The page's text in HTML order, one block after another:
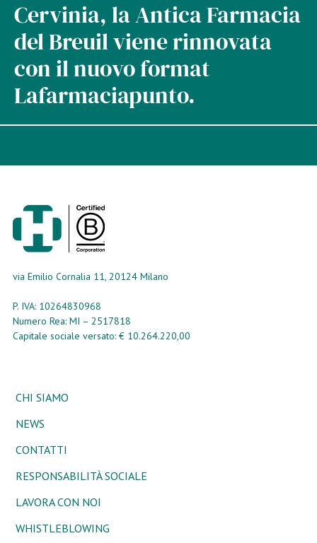
Cervinia, la Antica Farmacia
del Breuil viene rinnovata
con il nuovo format
Lafarmaciapunto.
via Emilio Cornalia 11, 20124 Milano
P. IVA: 10264830968
Numero Rea: MI – 2517818
Capitale sociale versato: € 10.264.220,00
CHI SIAMO
NEWS
CONTATTI
RESPONSABILITÀ SOCIALE
LAVORA CON NOI
WHISTLEBLOWING